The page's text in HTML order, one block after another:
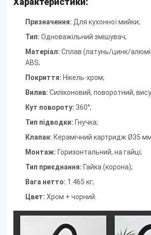
Призначення: Для кухонної мийки;
Тип: Одноважільний змішувач;
Матеріал: Сплав (латунь/цинк/
ABS;
Покриття: Нікель-хром;
Вилив: Силіконовий, поворотний,
Кут повороту: 360°;
Тип підводки: Гнучка;
Клапан: Керамічний картридж Ø35 мм
Монтаж: Горизонтальний, на гайці;
Тип приєднання: Гайка (корона);
Вага нетто: 1.465 кг;
Цвет: Хром + чорний.